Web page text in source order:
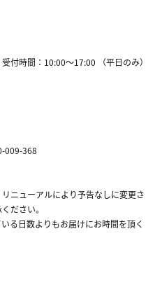
付時間：10:00～17:00 （平日のみ）
009-368
ニューアルにより予告なしに変更さ
ださい。
る日数よりもお届けにお時間を頂く